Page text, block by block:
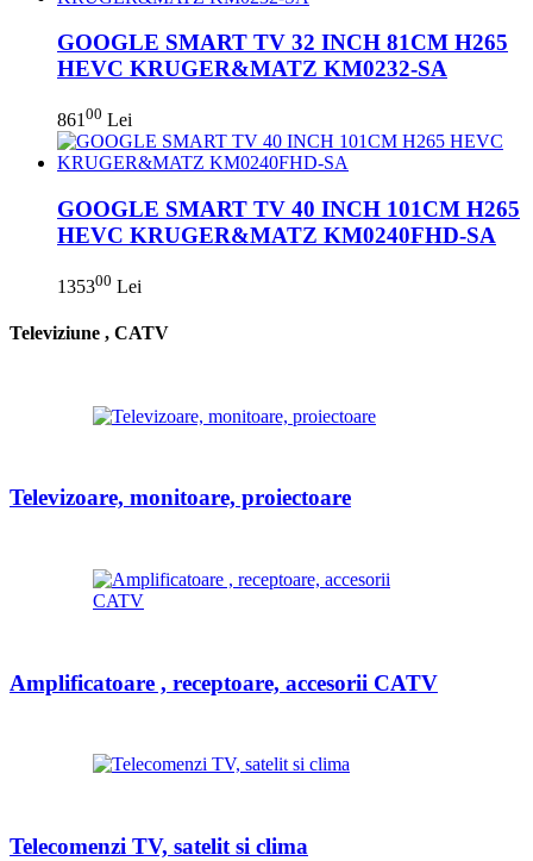
GOOGLE SMART TV 32 INCH 81CM H265
HEVC KRUGER&MATZ KM0232-SA
861 00 Lei
GOOGLE SMART TV 40 INCH 101CM H265
HEVC KRUGER&MATZ KM0240FHD-SA
135300 Lei
Televiziune , CATV
Televizoare, monitoare, proiectoare
Amplificatoare , receptoare, accesorii CATV
Telecomenzi TV, satelit si clima